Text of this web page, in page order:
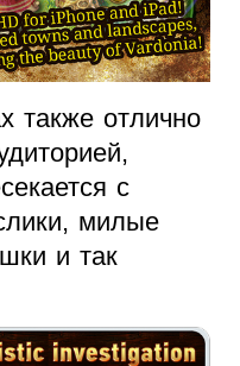
также отлично
с
милые
и так